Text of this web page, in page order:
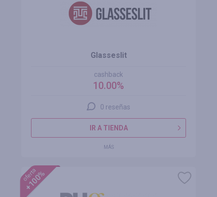
Glasseslit
cashback
10.00%
0 reseñas
IR A TIENDA
MÁS
oferta
+100%